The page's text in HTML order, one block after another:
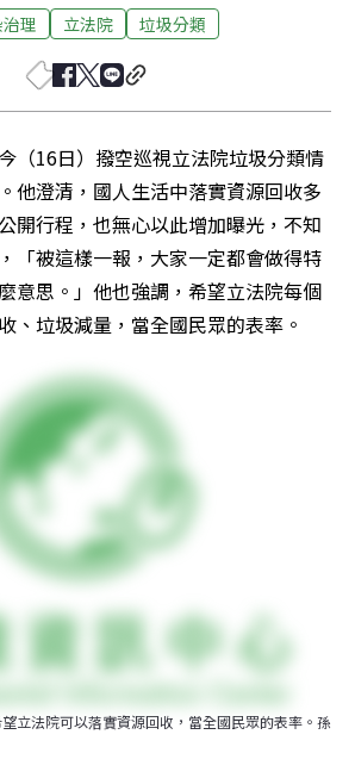
理 立法院 垃圾分類
（16日）撥空巡視立法院垃圾分類情
他澄清，國人生活中落實資源回收多
開行程，也無心以此增加曝光，不知
「被這樣一報，大家一定都會做得特
意思。」他也強調，希望立法院每個
、垃圾減量，當全國民眾的表率。
立法院可以落實資源回收，當全國民眾的表率。孫